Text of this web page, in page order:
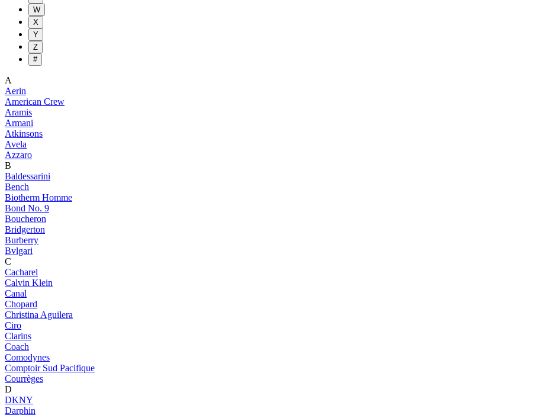
W
X
Y
Z
#
A
Aerin
American Crew
Aramis
Armani
Atkinsons
Avela
Azzaro
B
Baldessarini
Bench
Biotherm Homme
Bond No. 9
Boucheron
Bridgerton
Burberry
Bvlgari
C
Cacharel
Calvin Klein
Canal
Chopard
Christina Aguilera
Ciro
Clarins
Coach
Comodynes
Comptoir Sud Pacifique
Courrèges
D
DKNY
Darphin